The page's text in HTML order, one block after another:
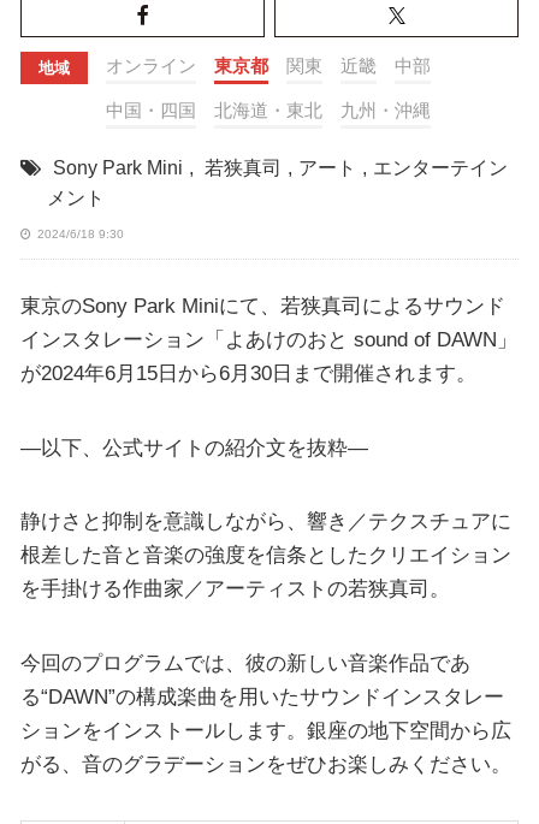
地域 オンライン 東京都 関東 近畿 中部
中国・四国 北海道・東北 九州・沖縄
Sony Park Mini , 若狭真司 , アート , エンターテイン
メント
2024/6/18 9:30
東京のSony Park Miniにて、若狭真司によるサウンド
インスタレーション「よあけのおと sound of DAWN」
が2024年6月15日から6月30日まで開催されます。
—以下、公式サイトの紹介文を抜粋—
静けさと抑制を意識しながら、響き／テクスチュアに
根差した音と音楽の強度を信条としたクリエイション
を手掛ける作曲家／アーティストの若狭真司。
今回のプログラムでは、彼の新しい音楽作品であ
る“DAWN”の構成楽曲を用いたサウンドインスタレー
ションをインストールします。銀座の地下空間から広
がる、音のグラデーションをぜひお楽しみください。